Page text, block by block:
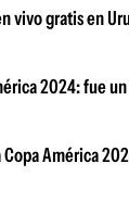
vivo gratis en
2024: fue
Copa América